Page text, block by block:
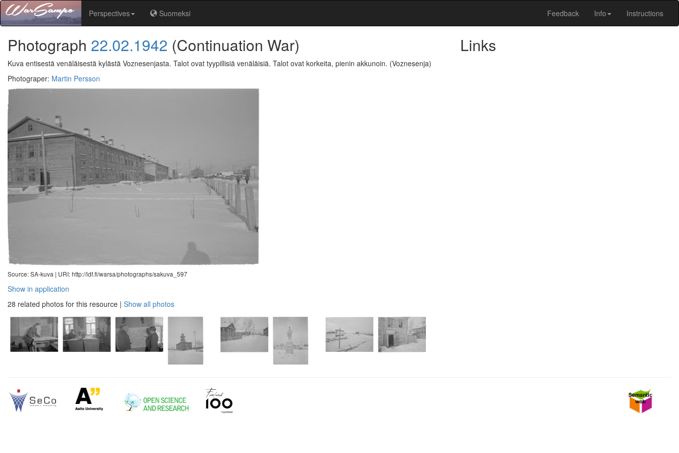
Perspectives Suomeksi Feedback Info Instructions
Photograph 22.02.1942 (Continuation War)
Kuva entisestä venäläisestä kylästä Voznesenjasta. Talot ovat tyypillisiä venäläisiä. Talot ovat korkeita, pienin akkunoin. (Voznesenja)
Photograper: Martin Persson
Source: SA-kuva | URI: http://ldf.fi/warsa/photographs/sakuva_597
Show in application
28 related photos for this resource | Show all photos
Links